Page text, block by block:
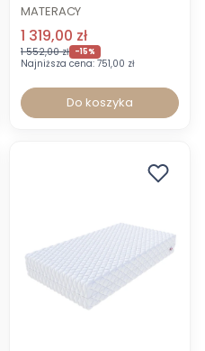
MATERACY
1 319,00 zł
1 552,00 zł -15%
Najniższa cena: 751,00 zł
Do koszyka